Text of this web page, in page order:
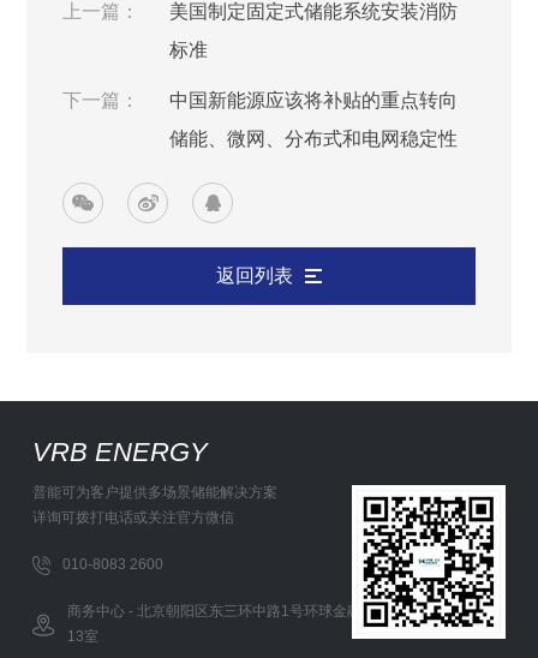
上一篇：
美国制定固定式储能系统安装消防
标准
下一篇：
中国新能源应该将补贴的重点转向
储能、微网、分布式和电网稳定性
返回列表
VRB ENERGY
普能可为客户提供多场景储能解决方案
详询可拨打电话或关注官方微信
010-8083 2600
商务中心 - 北京朝阳区东三环中路1号环球金融中心办公西塔5层12-
13室